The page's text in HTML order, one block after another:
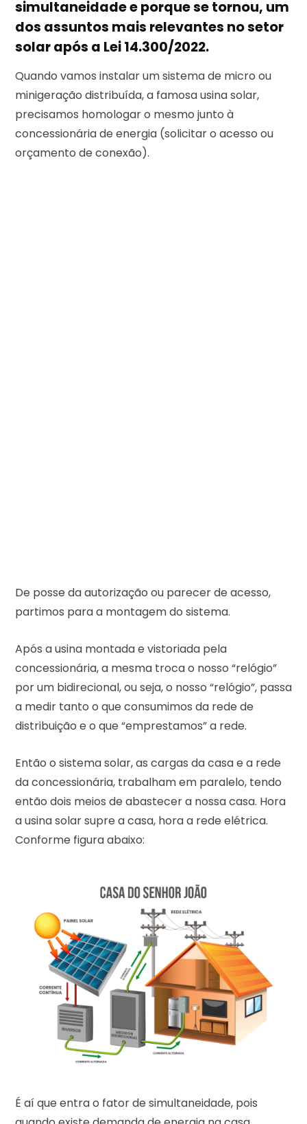
simultaneidade e porque se tornou, um
dos assuntos mais relevantes no setor
solar após a Lei 14.300/2022.
Quando vamos instalar um sistema de micro ou
minigeração distribuída, a famosa usina solar,
precisamos homologar o mesmo junto à
concessionária de energia (solicitar o acesso ou
orçamento de conexão).
De posse da autorização ou parecer de acesso,
partimos para a montagem do sistema.
Após a usina montada e vistoriada pela
concessionária, a mesma troca o nosso “relógio”
por um bidirecional, ou seja, o nosso “relógio”, passa
a medir tanto o que consumimos da rede de
distribuição e o que “emprestamos” a rede.
Então o sistema solar, as cargas da casa e a rede
da concessionária, trabalham em paralelo, tendo
então dois meios de abastecer a nossa casa. Hora
a usina solar supre a casa, hora a rede elétrica.
Conforme figura abaixo:
É aí que entra o fator de simultaneidade, pois